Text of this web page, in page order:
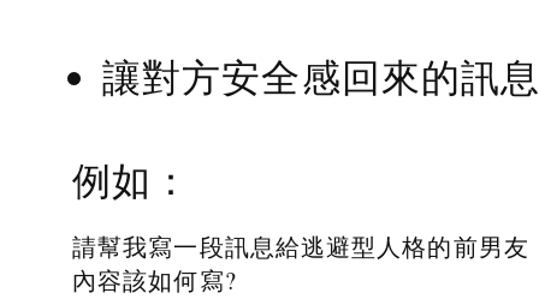
讓對方安全感回來的訊
例如：
請幫我寫一段訊息給逃避型人格的前男友
內容該如何寫?